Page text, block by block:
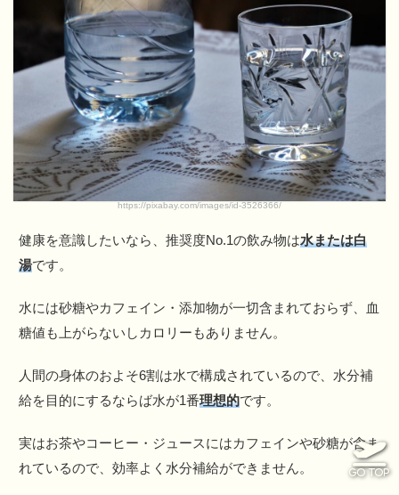
https://pixabay.com/images/id-3526366/
健康を意識したいなら、推奨度No.1の飲み物は水または白
湯です。
水には砂糖やカフェイン・添加物が一切含まれておらず、血
糖値も上がらないしカロリーもありません。
人間の身体のおよそ6割は水で構成されているので、水分補
給を目的にするならば水が1番理想的です。
実はお茶やコーヒー・ジュースにはカフェインや砂糖が含ま
れているので、効率よく水分補給ができません。
GO TOP